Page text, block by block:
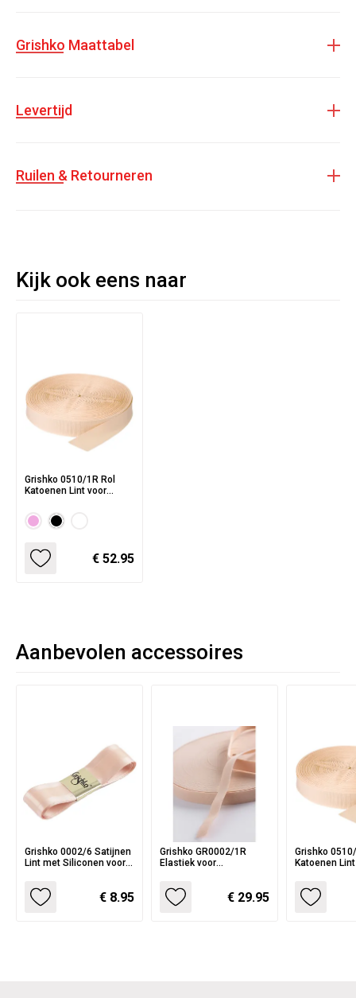
Grishko Maattabel
Levertijd
Ruilen & Retourneren
Kijk ook eens naar
Grishko 0510/1R Rol
Katoenen Lint voor
Balletschoenen
€ 52.95
Aanbevolen accessoires
Grishko 0002/6 Satijnen
Lint met Siliconen voor
€ 8.95
Grishko GR0002/1R
Elastiek voor
Spitzen
€ 29.95
Grishko
Katoenen